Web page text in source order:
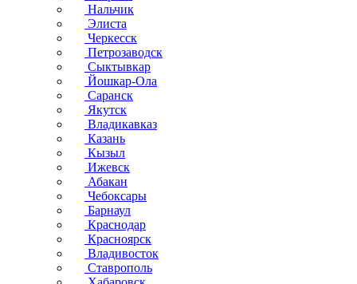
Нальчик
Элиста
Черкесск
Петрозаводск
Сыктывкар
Йошкар-Ола
Саранск
Якутск
Владикавказ
Казань
Кызыл
Ижевск
Абакан
Чебоксары
Барнаул
Краснодар
Красноярск
Владивосток
Ставрополь